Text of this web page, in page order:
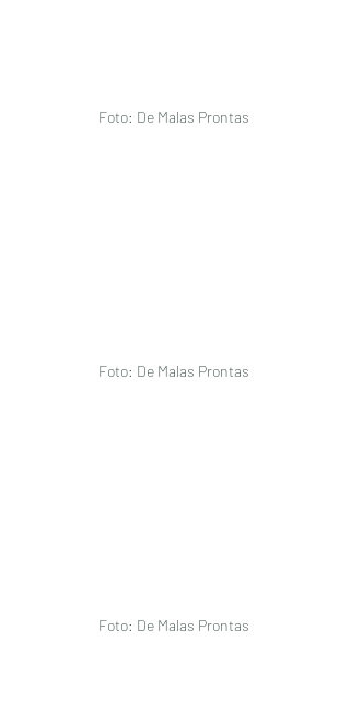
Foto: De Malas Prontas
Foto: De Malas Prontas
Foto: De Malas Prontas